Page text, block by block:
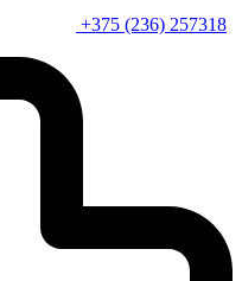
+375 (236) 257318